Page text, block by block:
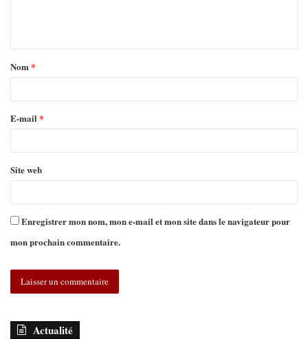
Nom*
E-mail *
Site web
Enregistrer mon nom, mon e-mail et mon site dans le navigateur pour
mon prochain commentaire.
Actualité